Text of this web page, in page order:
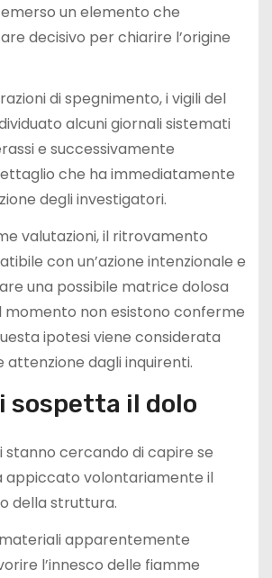
emerso un elemento che
decisivo per chiarire l’origine
di spegnimento, i vigili del
alcuni giornali sistemati
e successivamente
che ha immediatamente
degli investigatori.
valutazioni, il ritrovamento
con un’azione intenzionale e
una possibile matrice dolosa
momento non esistono conferme
ipotesi viene considerata
dagli inquirenti.
sospetta il dolo
stanno cercando di capire se
appiccato volontariamente il
della struttura.
apparentemente
l’innesco delle fiamme